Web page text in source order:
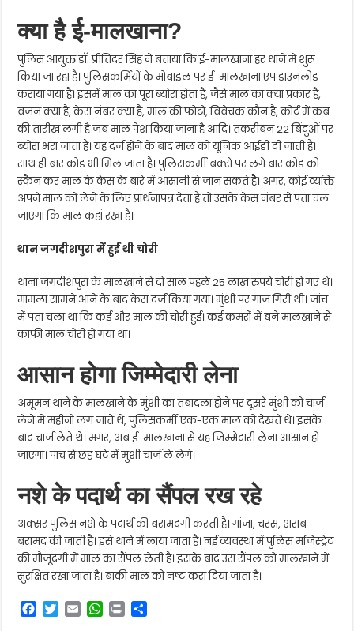
क्या है ई-मालखाना?
पुलिस आयुक्त डाॅ. प्रीतिंदर सिंह ने बताया कि ई-मालखाना हर थाने में शुरू
किया जा रहा है। पुलिसकर्मियों के मोबाइल पर ई-मालखाना एप डाउनलोड
कराया गया है। इसमें माल का पूरा ब्योरा होता है, जैसे माल का क्या प्रकार है,
वजन क्या है, केस नंबर क्या है, माल की फोटो, विवेचक कौन है, कोर्ट में कब
की तारीख लगी है जब माल पेश किया जाना है आदि। तकरीबन 22 बिंदुओं पर
ब्योरा भरा जाता है। यह दर्ज होने के बाद माल को यूनिक आईडी दी जाती है।
साथ ही बार कोड भी मिल जाता है। पुलिसकर्मी बक्से पर लगे बार कोड को
स्कैन कर माल के केस के बारे में आसानी से जान सकते हैैं। अगर, कोई व्यक्ति
अपने माल को लेने के लिए प्रार्थनापत्र देता है तो उसके केस नंबर से पता चल
जाएगा कि माल कहां रखा है।
थान जगदीशपुरा में हुई थी चोरी
थाना जगदीशपुरा के मालखाने से दो साल पहले 25 लाख रुपये चोरी हो गए थे।
मामला सामने आने के बाद केस दर्ज किया गया। मुंशी पर गाज गिरी थी। जांच
में पता चला था कि कई और माल की चोरी हुई। कई कमरों में बने मालखाने से
काफी माल चोरी हो गया था।
आसान होगा जिम्मेदारी लेना
अमूमन थाने के मालखाने के मुंशी का तबादला होने पर दूसरे मुंंशी को चार्ज
लेने में महीनों लग जाते थे, पुलिसकर्मी एक-एक माल को देखते थे। इसके
बाद चार्ज लेते थे। मगर, अब ई-मालखाना से यह जिम्मेदारी लेना आसान हो
जाएगा। पांच से छह घंटे में मुंशी चार्ज ले लेंगे।
नशे के पदार्थ का सैंपल रख रहे
अक्सर पुलिस नशे के पदार्थ की बरामदगी करती है। गांजा, चरस, शराब
बरामद की जाती है। इसे थाने में लाया जाता है। नई व्यवस्था में पुलिस मजिस्ट्रेट
की मौजूदगी में माल का सैंपल लेती है। इसके बाद उस सैंपल को मालखाने में
सुरक्षित रखा जाता है। बाकी माल को नष्ट करा दिया जाता है।
F
T
E
W
P